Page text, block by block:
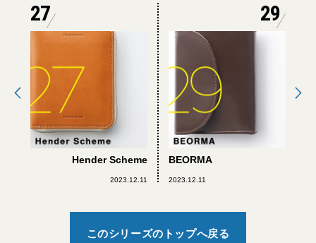
27
Hender Scheme
2023.12.11
29
BEORMA
2023.12.11
このシリーズのトップへ戻る